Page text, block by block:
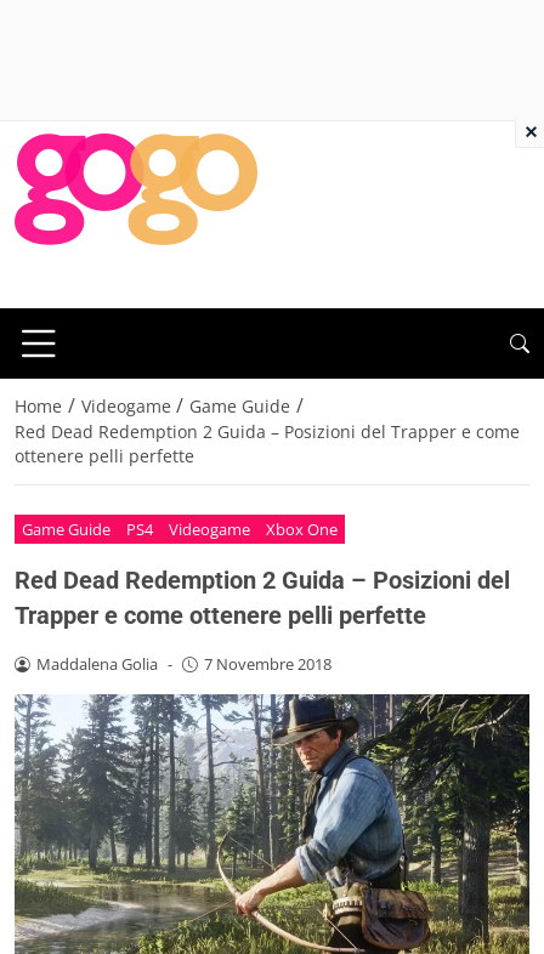
Home / Videogame / Game Guide /
Red Dead Redemption 2 Guida – Posizioni del Trapper e come
ottenere pelli perfette
Game Guide PS4 Videogame Xbox One
Red Dead Redemption 2 Guida – Posizioni del
Trapper e come ottenere pelli perfette
Maddalena Golia - 7 Novembre 2018
×